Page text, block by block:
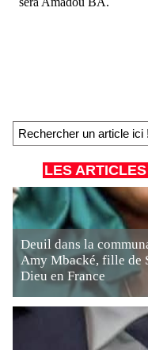
LES
Deuil dans la
Amy Mbacké, fille de
Dieu en France